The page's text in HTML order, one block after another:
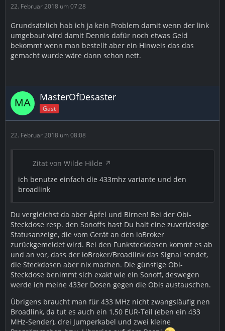
22. Februar 2018 um 07:28
Grundsätzlich hab ich ja kein Problem damit wenn der link
umgebaut wird damit Dennis dafür noch etwas Geld
bekommt wenn man bestellt aber ein Hinweis das das
gemacht wurde wäre dann schon nett.
MasterOfDesaster
Gast
22. Februar 2018 um 08:08
Zitat von Wilde Hilde
ich benutze einfach die 433mhz variante und den
broadlink
Du vergleichst da aber Äpfel und Birnen! Bei der Obi-
Steckdose resp. den Sonoffs hast Du halt eine zuverlässige
Statusanzeige, die vom Gerät an den ioBroker
zurückgemeldet wird. Bei den Funksteckdosen kommt es ab
und an vor, dass der ioBroker/Broadlink das Signal sendet,
die Steckdosen aber nix machen. Die günstige Obi-
Steckdose benimmt sich exakt wie ein Sonoff, deswegen
werde ich meine 433er Dosen gegen die Obis austauschen.
Übrigens braucht man für 433 MHz nicht zwangsläufig nen
Broadlink, da tut es auch ein 1,50 EUR-Teil (eben ein 433
MHz-Sender), drei Jumperkabel und zwei kleine